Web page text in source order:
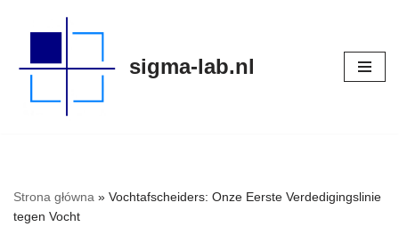
naar
sigma-lab.nl
Strona główna » Vochtafscheiders: Onze Eerste Verdedigingslinie
tegen Vocht